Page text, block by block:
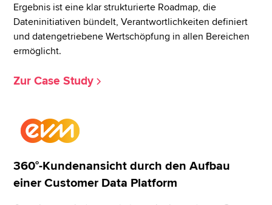
Ergebnis ist eine klar strukturierte Roadmap, die
Dateninitiativen bündelt, Verantwortlichkeiten definiert
und datengetriebene Wertschöpfung in allen Bereichen
ermöglicht.
Zur Case Study
360°-Kundenansicht durch den Aufbau
einer Customer Data Platform